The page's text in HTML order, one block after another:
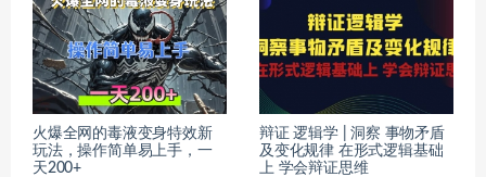
火爆全网的毒液变身特效新
玩法，操作简单易上手，一
天200+
辩证 逻辑学 | 洞察 事物矛盾
及变化规律 在形式逻辑基础
上 学会辩证思维